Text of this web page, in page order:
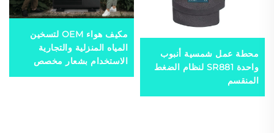
محطة عمل شمسية أنبوب
واحدة SR881 لنظام الضغط
المنقسم
مكيف هواء OEM لتسخين
المياه المنزلية والتجارية
الاستخدام بشعار مخصص
هيكل لنظام تسخين حمام